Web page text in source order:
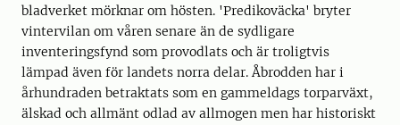
bladverket mörknar om hösten. 'Predikoväcka' bryter
vintervilan om våren senare än de sydligare
inventeringsfynd som provodlats och är troligtvis
lämpad även för landets norra delar. Åbrodden har i
århundraden betraktats som en gammeldags torparväxt,
älskad och allmänt odlad av allmogen men har historiskt